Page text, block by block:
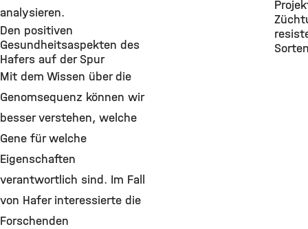
analysieren.
Den positiven
Gesundheitsaspekten des
Hafers auf der Spur
Mit dem Wissen über die
Genomsequenz können wir
besser verstehen, welche
Gene für welche
Eigenschaften
verantwortlich sind. Im Fall
von Hafer interessierte die
Forschenden